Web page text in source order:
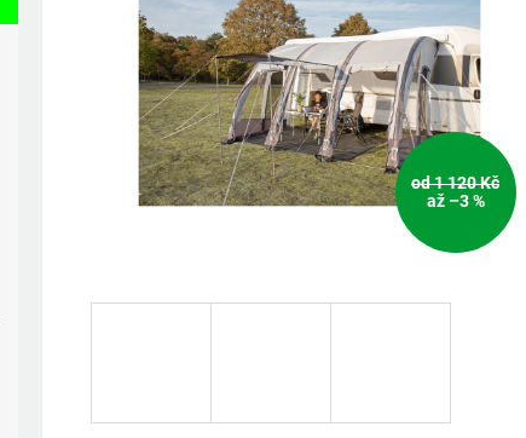
od 1 120 Kč
až –3 %